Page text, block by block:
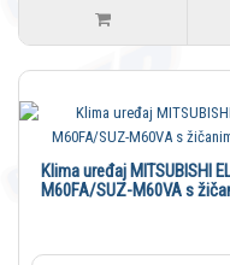
Klima uređaj MITSUBISHI
M60FA/SUZ-M60VA s